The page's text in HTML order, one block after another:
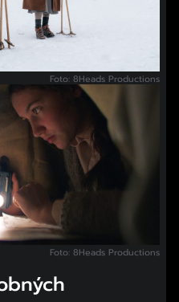
Foto: 8Heads Productions
Foto: 8Heads Productions